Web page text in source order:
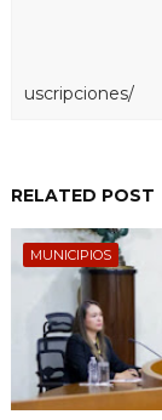
uscripciones/
RELATED POST
MUNICIPIOS